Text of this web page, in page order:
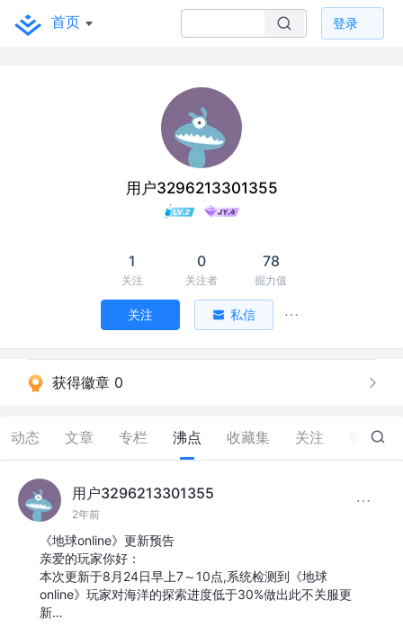
首页 登录
用户3296213301355
1
关注
0
关注者
78
掘力值
关注 私信
获得徽章 0
动态 文章 专栏 沸点 收藏集 关注 4
用户3296213301355
2年前
《地球online》更新预告
亲爱的玩家你好：
本次更新于8月24日早上7～10点,系统检测到《地球
online》玩家对海洋的探索进度低于30%做出此不关服更
新…